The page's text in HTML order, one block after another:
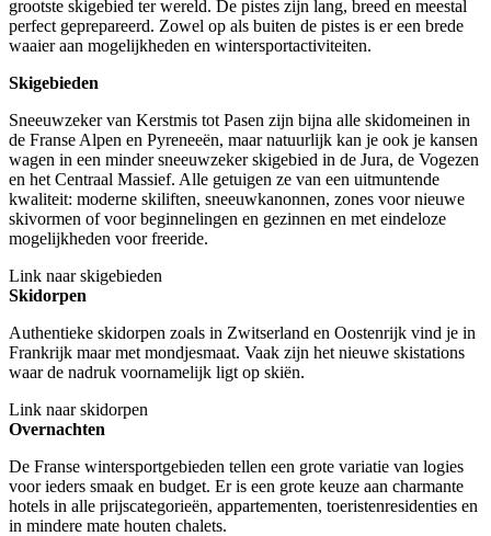
grootste skigebied ter wereld. De pistes zijn lang, breed en meestal
perfect geprepareerd. Zowel op als buiten de pistes is er een brede
waaier aan mogelijkheden en wintersportactiviteiten.
Skigebieden
Sneeuwzeker van Kerstmis tot Pasen zijn bijna alle skidomeinen in
de Franse Alpen en Pyreneeën, maar natuurlijk kan je ook je kansen
wagen in een minder sneeuwzeker skigebied in de Jura, de Vogezen
en het Centraal Massief. Alle getuigen ze van een uitmuntende
kwaliteit: moderne skiliften, sneeuwkanonnen, zones voor nieuwe
skivormen of voor beginnelingen en gezinnen en met eindeloze
mogelijkheden voor freeride.
Link naar skigebieden
Skidorpen
Authentieke skidorpen zoals in Zwitserland en Oostenrijk vind je in
Frankrijk maar met mondjesmaat. Vaak zijn het nieuwe skistations
waar de nadruk voornamelijk ligt op skiën.
Link naar skidorpen
Overnachten
De Franse wintersportgebieden tellen een grote variatie van logies
voor ieders smaak en budget. Er is een grote keuze aan charmante
hotels in alle prijscategorieën, appartementen, toeristenresidenties en
in mindere mate houten chalets.